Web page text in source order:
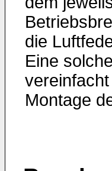
die
Eine
Montage